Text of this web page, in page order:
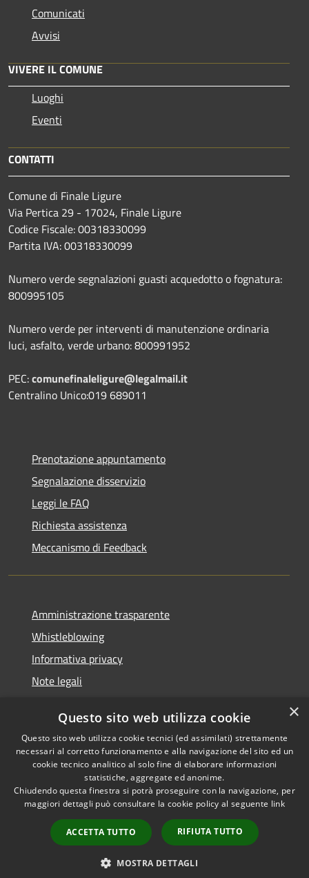
Comunicati
Avvisi
VIVERE IL COMUNE
Luoghi
Eventi
CONTATTI
Comune di Finale Ligure
Via Pertica 29 - 17024, Finale Ligure
Codice Fiscale: 00318330099
Partita IVA: 00318330099
Numero verde segnalazioni guasti acquedotto o fognatura:
800995105
Numero verde per interventi di manutenzione ordinaria
luci, asfalto, verde urbano: 800991952
PEC:comunefinaleligure@legalmail.it
Centralino Unico:019 689011
Prenotazione appuntamento
Segnalazione disservizio
Leggi le FAQ
Richiesta assistenza
Meccanismo di Feedback
Amministrazione trasparente
Whistleblowing
Informativa privacy
Note legali
Segnalazioni di inaccessibilità
RSS
Accessibilità
Copyright © 2026 • Comune di
Finale Ligure • Powered by
Municipium•
Accesso
redazione
×
Questo sito web utilizza cookie
Questo sito web utilizza cookie tecnici (ed assimilati) strettamente
necessari al corretto funzionamento e alla navigazione del sito ed un
cookie tecnico analitico al solo fine di elaborare informazioni
statistiche, aggregate ed anonime.
Chiudendo questa finestra si potrà proseguire con la navigazione, per
maggiori dettagli può consultare la cookie policy al seguente link
ACCETTA TUTTO RIFIUTA TUTTO
MOSTRA DETTAGLI